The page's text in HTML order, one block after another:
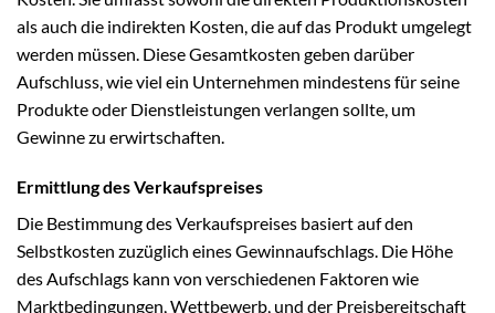
als auch die indirekten Kosten, die auf das Produkt umgelegt
werden müssen. Diese Gesamtkosten geben darüber
Aufschluss, wie viel ein Unternehmen mindestens für seine
Produkte oder Dienstleistungen verlangen sollte, um
Gewinne zu erwirtschaften.
Ermittlung des Verkaufspreises
Die Bestimmung des Verkaufspreises basiert auf den
Selbstkosten zuzüglich eines Gewinnaufschlags. Die Höhe
des Aufschlags kann von verschiedenen Faktoren wie
Marktbedingungen, Wettbewerb, und der Preisbereitschaft